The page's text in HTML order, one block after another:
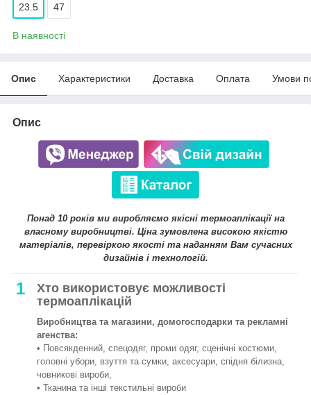
23.5 47
В наявності
Опис Характеристики Доставка Оплата Умови
Опис
Понад 10 років ми виробляємо якісні термоаплікації на
власному виробництві. Ціна зумовлена високою якістю
матеріалів, перевіркою якості та наданням Вам сучасних
дизайнів і технологій.
1
Хто використовує можливості
термоаплікацій
Виробництва та магазини, домогосподарки та рекламні
агенства:
• Повсякденний, спецодяг, проми одяг, сценічні костюми,
головні убори, взуття та сумки, аксесуари, спідня білизна,
човникові вироби,
• Тканина та інші текстильні вироби